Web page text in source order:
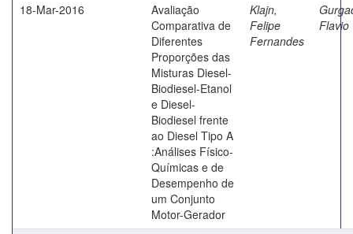
18-Mar-2016
Avaliação
Comparativa de
Diferentes
Proporções das
Misturas Diesel-
Biodiesel-Etanol
e Diesel-
Biodiesel frente
ao Diesel Tipo A
:Análises Físico-
Químicas e de
Desempenho de
um Conjunto
Motor-Gerador
Klajn,
Felipe
Fernandes
Flavio